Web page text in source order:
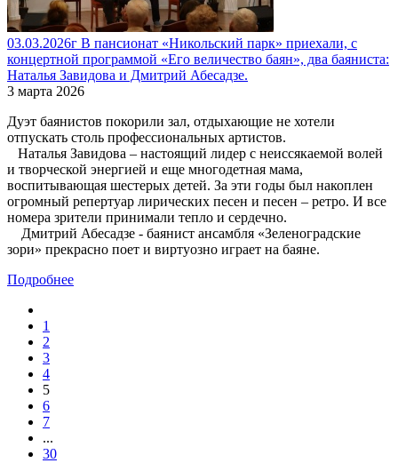
03.03.2026г В пансионат «Никольский парк» приехали, с
концертной программой «Его величество баян», два баяниста:
Наталья Завидова и Дмитрий Абесадзе.
3 марта 2026
Дуэт баянистов покорили зал, отдыхающие не хотели
отпускать столь профессиональных артистов.
Наталья Завидова – настоящий лидер с неиссякаемой волей
и творческой энергией и еще многодетная мама,
воспитывающая шестерых детей. За эти годы был накоплен
огромный репертуар лирических песен и песен – ретро. И все
номера зрители принимали тепло и сердечно.
Дмитрий Абесадзе - баянист ансамбля «Зеленоградские
зори» прекрасно поет и виртуозно играет на баяне.
Подробнее
1
2
3
4
5
6
7
...
30